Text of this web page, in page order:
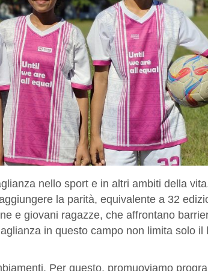
nello sport e in altri ambiti della
la parità, equivalente a 32
e giovani ragazze, che affrontano
in questo campo non limita solo il
Per questo, promuoviamo